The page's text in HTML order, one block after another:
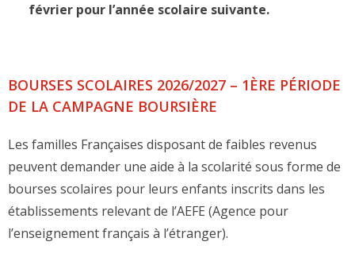
février pour l’année scolaire suivante.
BOURSES SCOLAIRES 2026/2027 – 1ÈRE PÉRIODE
DE LA CAMPAGNE BOURSIÈRE
Les familles Françaises disposant de faibles revenus
peuvent demander une aide à la scolarité sous forme de
bourses scolaires pour leurs enfants inscrits dans les
établissements relevant de l’AEFE (Agence pour
l’enseignement français à l’étranger).